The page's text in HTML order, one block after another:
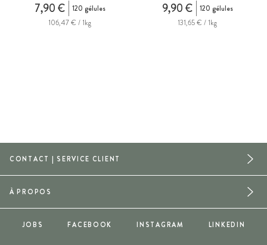
7,90 €
120 gélules
106,47 € / 1kg
9,90 €
120 gélules
131,65 € / 1kg
CONTACT | SERVICE CLIENT
À PROPOS
JOBS FACEBOOK INSTAGRAM LINKEDIN